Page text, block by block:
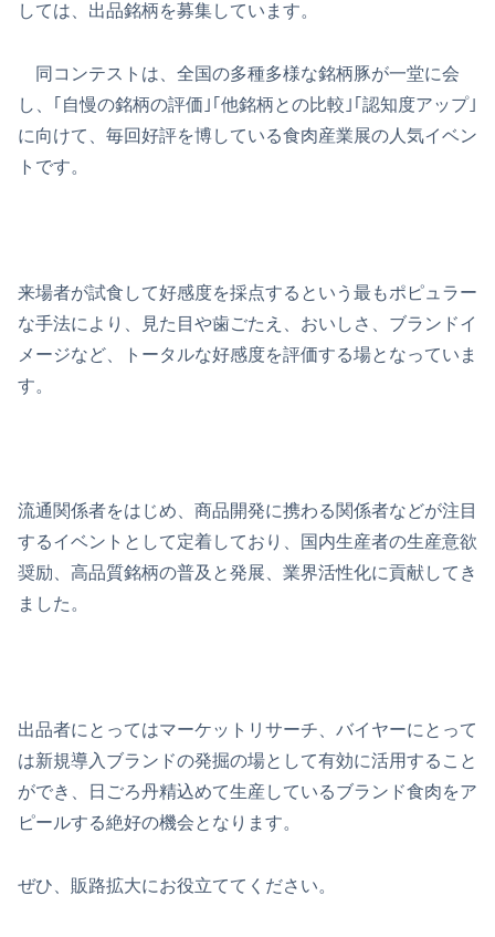
しては、出品銘柄を募集しています。
同コンテストは、全国の多種多様な銘柄豚が一堂に会
し、｢自慢の銘柄の評価｣｢他銘柄との比較｣｢認知度アップ｣
に向けて、毎回好評を博している食肉産業展の人気イベン
トです。
来場者が試食して好感度を採点するという最もポピュラー
な手法により、見た目や歯ごたえ、おいしさ、ブランドイ
メージなど、トータルな好感度を評価する場となっていま
す。
流通関係者をはじめ、商品開発に携わる関係者などが注目
するイベントとして定着しており、国内生産者の生産意欲
奨励、高品質銘柄の普及と発展、業界活性化に貢献してき
ました。
出品者にとってはマーケットリサーチ、バイヤーにとって
は新規導入ブランドの発掘の場として有効に活用すること
ができ、日ごろ丹精込めて生産しているブランド食肉をア
ピールする絶好の機会となります。
ぜひ、販路拡大にお役立ててください。